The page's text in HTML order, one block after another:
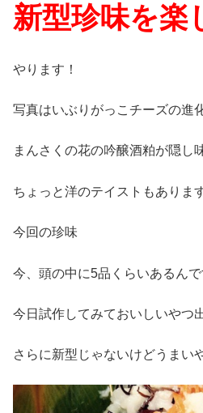
新型珍味を楽
やります！
写真はいぶりがっこチーズの進
まんさくの花の吟醸酒粕が隠し
ちょっと洋のテイストもありま
今回の珍味
今、頭の中に5品くらいあるん
今日試作してみておいしいやつ
さらに新型じゃないけどうまい